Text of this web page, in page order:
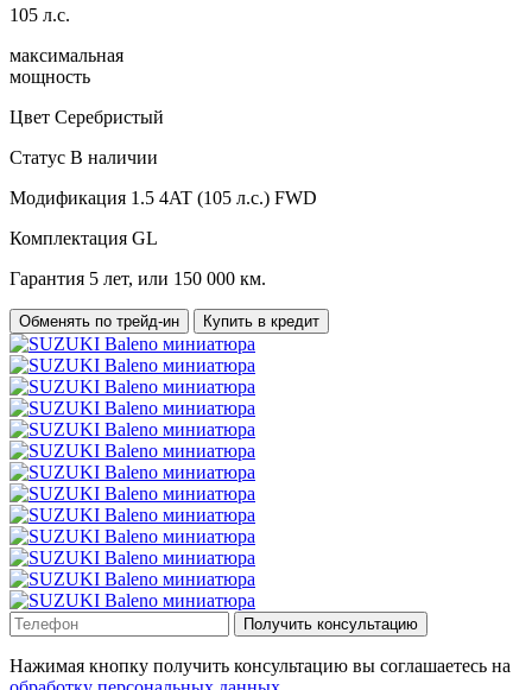
105 л.с.
максимальная
мощность
Цвет Серебристый
Статус В наличии
Модификация 1.5 4AT (105 л.с.) FWD
Комплектация GL
Гарантия 5 лет, или 150 000 км.
Обменять по трейд-ин Купить в кредит
Получить консультацию
Нажимая кнопку получить консультацию вы соглашаетесь на